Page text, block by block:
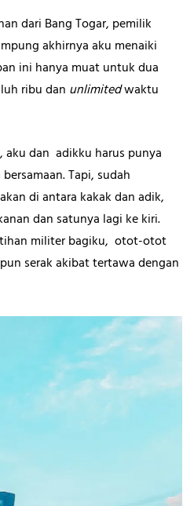
dari Bang Togar, pemilik
akhirnya aku menaiki
ini hanya muat untuk dua
ribu dan unlimitedwaktu
aku dan adikku harus punya
Tapi, sudah
di antara kakak dan adik,
dan satunya lagi ke kiri.
militer bagiku, otot-otot
serak akibat tertawa dengan